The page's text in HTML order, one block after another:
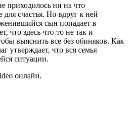
приходилось ни на что
счастья. Но вдруг к ней
сын попадает в
что здесь что-то не так и
выяснить все без обиняков. Как
утверждает, что вся семья
ситуации.
онлайн.